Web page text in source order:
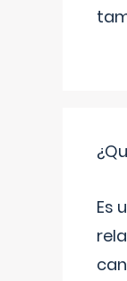
Es